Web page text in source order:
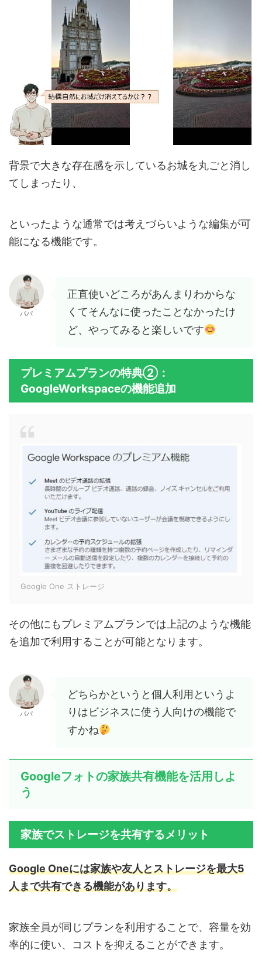
背景で大きな存在感を示しているお城を丸ごと消し
てしまったり、
といったような通常では考えづらいような編集が可
能になる機能です。
パパ
正直使いどころがあんまりわからな
くてそんなに使ったことなかったけ
ど、やってみると楽しいです
プレミアムプランの特典②：
GoogleWorkspaceの機能追加
Google One ストレージ
その他にもプレミアムプランでは上記のような機能
を追加で利用することが可能となります。
パパ
どちらかというと個人利用というよ
りはビジネスに使う人向けの機能で
すかね
Googleフォトの家族共有機能を活用しよ
う
家族でストレージを共有するメリット
Google Oneには家族や友人とストレージを最大5
人まで共有できる機能があります。
家族全員が同じプランを利用することで、容量を効
率的に使い、コストを抑えることができます。